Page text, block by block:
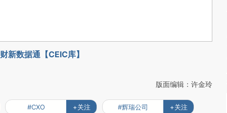
财新数据通【CEIC库】
版面编辑：许金玲
#CXO +关注 #辉瑞公司 +关注